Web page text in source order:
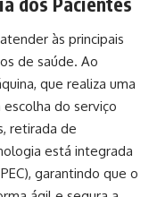
às principais
de saúde. Ao
que realiza uma
do serviço
retirada de
está integrada
garantindo que o